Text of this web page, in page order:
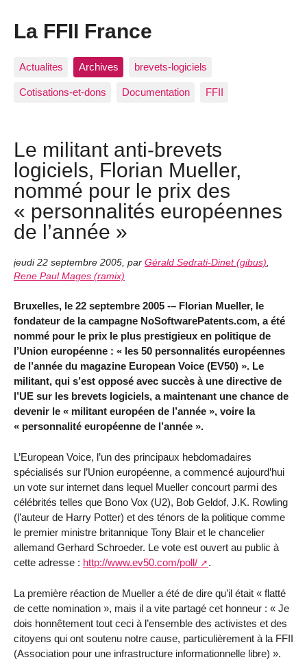
La FFII France
Actualites Archives brevets-logiciels
Cotisations-et-dons Documentation FFII
Le militant anti-brevets
logiciels, Florian Mueller,
nommé pour le prix des
« personnalités européennes
de l’année »
jeudi 22 septembre 2005 par Gérald Sedrati-Dinet (gibus)
Rene Paul Mages (ramix)
Bruxelles, le 22 septembre 2005 -– Florian Mueller, le
fondateur de la campagne NoSoftwarePatents.com, a été
nommé pour le prix le plus prestigieux en politique de
l’Union européenne : « les 50 personnalités européennes
de l’année du magazine European Voice (EV50) ». Le
militant, qui s’est opposé avec succès à une directive de
l’UE sur les brevets logiciels, a maintenant une chance de
devenir le « militant européen de l’année », voire la
« personnalité européenne de l’année ».
L’European Voice, l’un des principaux hebdomadaires
spécialisés sur l’Union européenne, a commencé aujourd’hui
un vote sur internet dans lequel Mueller concourt parmi des
célébrités telles que Bono Vox (U2), Bob Geldof, J.K. Rowling
(l’auteur de Harry Potter) et des ténors de la politique comme
le premier ministre britannique Tony Blair et le chancelier
allemand Gerhard Schroeder. Le vote est ouvert au public à
cette adresse : http://www.ev50.com/poll/ .
La première réaction de Mueller a été de dire qu’il était « flatté
de cette nomination », mais il a vite partagé cet honneur : « Je
dois honnêtement tout ceci à l’ensemble des activistes et des
citoyens qui ont soutenu notre cause, particulièrement à la FFII
(Association pour une infrastructure informationnelle libre) ».